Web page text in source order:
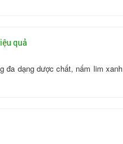
quả
đa dạng dược chất, nấm lim xanh